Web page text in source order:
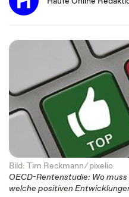
Bild: Tim Reckmann ⁄pixelio
OECD-Rentenstudie: Wo
welche positiven